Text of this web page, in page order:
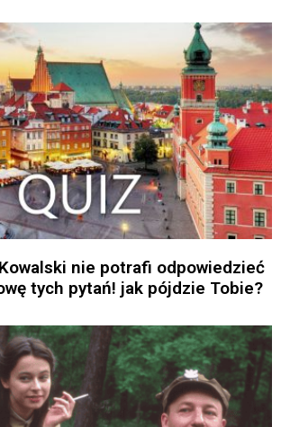
nie potrafi odpowiedzieć
tych pytań! jak pójdzie Tobie?